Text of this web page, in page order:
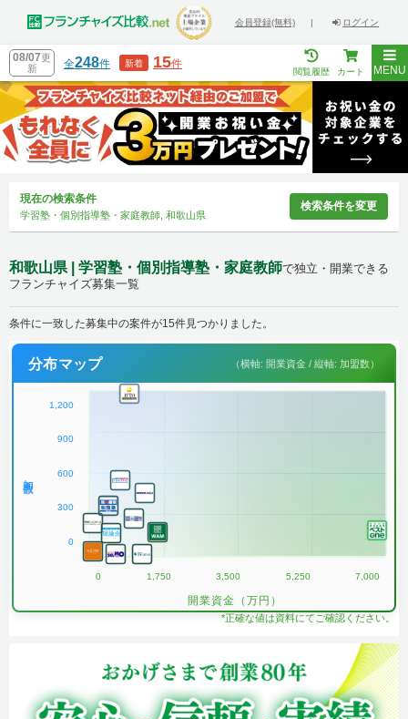
会員登録(無料) | ログイン
08/07更
新
全248件 新着 15件
閲覧履歴 カート MENU
現在の検索条件
学習塾・個別指導塾・家庭教師, 和歌山県
検索条件を変更
和歌山県 | 学習塾・個別指導塾・家庭教師で独立・開業できる
フランチャイズ募集一覧
条件に一致した募集中の案件が15件見つかりました。
分布マップ （横軸: 開業資金 / 縦軸: 加盟数）
1,200
900
600
300
0
0 1,750 3,500 5,250 7,000
開業資金（万円）
*正確な値は資料にてご確認ください。